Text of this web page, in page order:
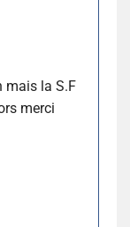
mais la S.F
merci